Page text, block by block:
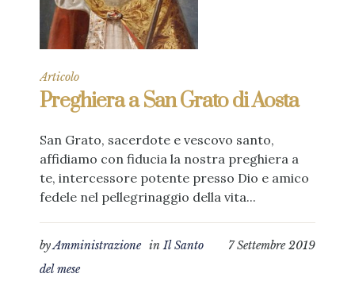
Articolo
Preghiera a San Grato di Aosta
San Grato, sacerdote e vescovo santo,
affidiamo con fiducia la nostra preghiera a
te, intercessore potente presso Dio e amico
fedele nel pellegrinaggio della vita...
7 Settembre 2019
byAmministrazione inIl Santo
del mese